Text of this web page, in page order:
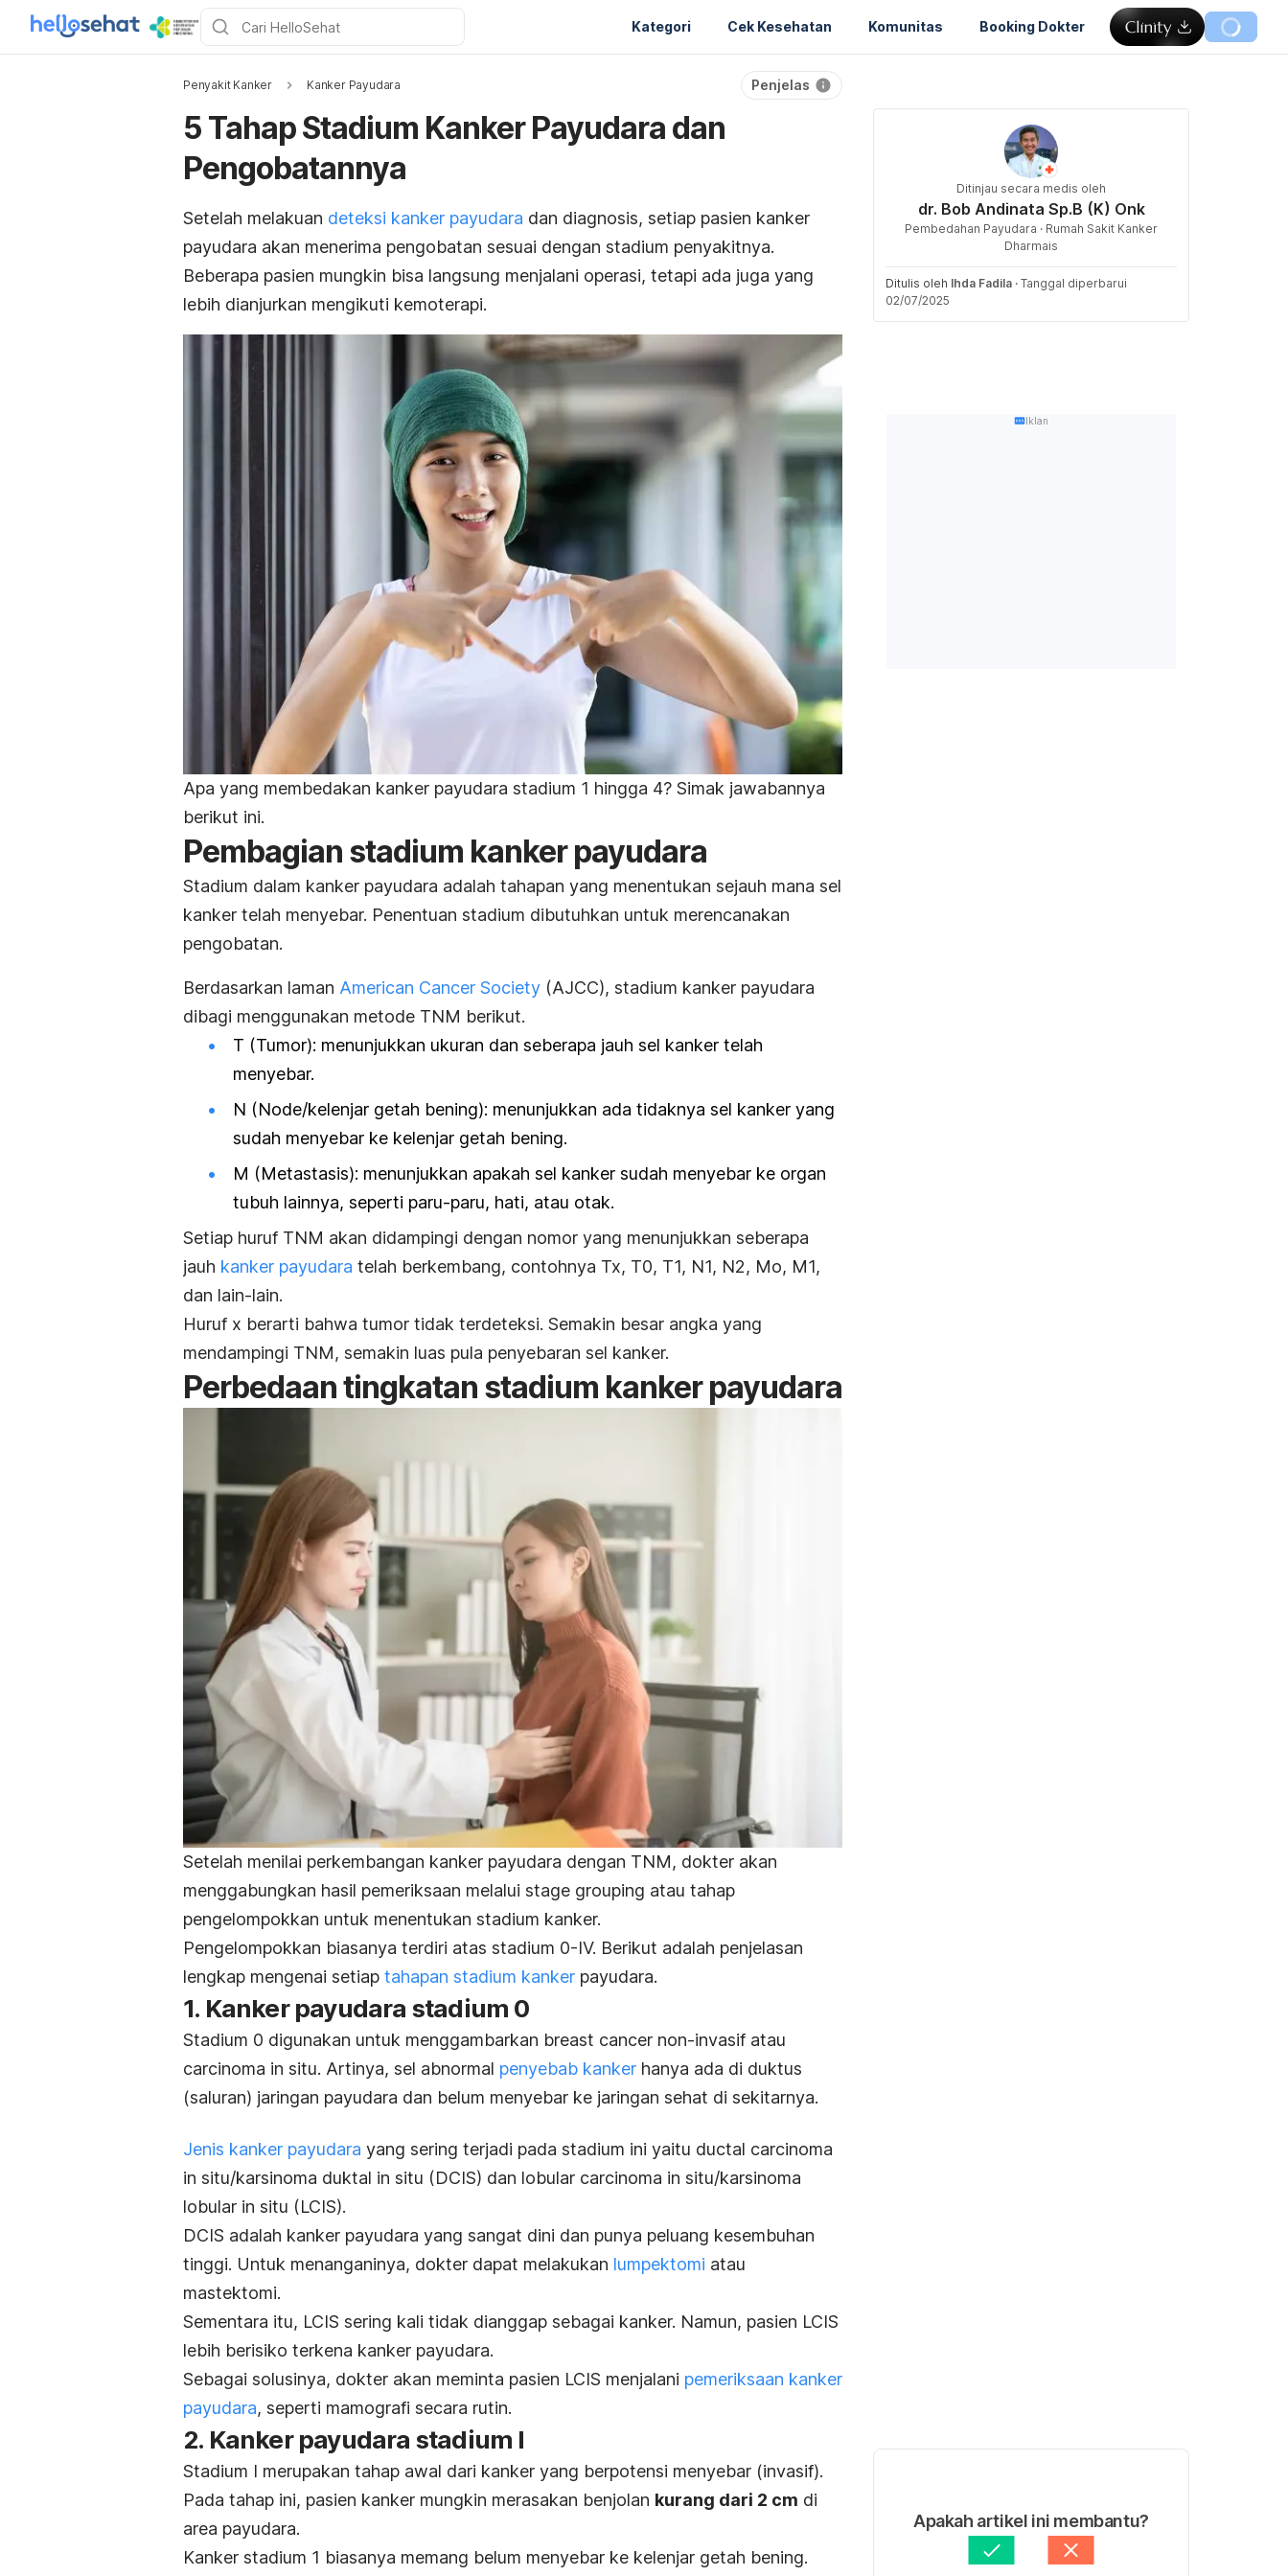
Kategori Cek Kesehatan Komunitas Booking Dokter
Penyakit Kanker Kanker Payudara Penjelas
5 Tahap Stadium Kanker Payudara dan
Pengobatannya
Setelah melakuan deteksi kanker payudara dan diagnosis, setiap pasien kanker
payudara akan menerima pengobatan sesuai dengan stadium penyakitnya.
Beberapa pasien mungkin bisa langsung menjalani operasi, tetapi ada juga yang
lebih dianjurkan mengikuti kemoterapi.
Apa yang membedakan kanker payudara stadium 1 hingga 4? Simak jawabannya
berikut ini.
Pembagian stadium kanker payudara
Stadium dalam kanker payudara adalah tahapan yang menentukan sejauh mana sel
kanker telah menyebar. Penentuan stadium dibutuhkan untuk merencanakan
pengobatan.
Berdasarkan laman American Cancer Society (AJCC), stadium kanker payudara
dibagi menggunakan metode TNM berikut.
T (Tumor): menunjukkan ukuran dan seberapa jauh sel kanker telah
menyebar.
N (Node/kelenjar getah bening): menunjukkan ada tidaknya sel kanker yang
sudah menyebar ke kelenjar getah bening.
M (Metastasis): menunjukkan apakah sel kanker sudah menyebar ke organ
tubuh lainnya, seperti paru-paru, hati, atau otak.
Setiap huruf TNM akan didampingi dengan nomor yang menunjukkan seberapa
jauh kanker payudara telah berkembang, contohnya Tx, T0, T1, N1, N2, Mo, M1,
dan lain-lain.
Huruf x berarti bahwa tumor tidak terdeteksi. Semakin besar angka yang
mendampingi TNM, semakin luas pula penyebaran sel kanker.
Perbedaan tingkatan stadium kanker payudara
Setelah menilai perkembangan kanker payudara dengan TNM, dokter akan
menggabungkan hasil pemeriksaan melalui stage grouping atau tahap
pengelompokkan untuk menentukan stadium kanker.
Pengelompokkan biasanya terdiri atas stadium 0-IV. Berikut adalah penjelasan
lengkap mengenai setiap tahapan stadium kanker payudara.
1. Kanker payudara stadium 0
Stadium 0 digunakan untuk menggambarkan breast cancer non-invasif atau
carcinoma in situ. Artinya, sel abnormal penyebab kanker hanya ada di duktus
(saluran) jaringan payudara dan belum menyebar ke jaringan sehat di sekitarnya.
Jenis kanker payudara yang sering terjadi pada stadium ini yaitu ductal carcinoma
in situ/karsinoma duktal in situ (DCIS) dan lobular carcinoma in situ/karsinoma
lobular in situ (LCIS).
DCIS adalah kanker payudara yang sangat dini dan punya peluang kesembuhan
tinggi. Untuk menanganinya, dokter dapat melakukan lumpektomi atau
mastektomi.
Sementara itu, LCIS sering kali tidak dianggap sebagai kanker. Namun, pasien LCIS
lebih berisiko terkena kanker payudara.
Sebagai solusinya, dokter akan meminta pasien LCIS menjalani pemeriksaan kanker
payudara, seperti mamografi secara rutin.
2. Kanker payudara stadium I
Stadium I merupakan tahap awal dari kanker yang berpotensi menyebar (invasif).
Pada tahap ini, pasien kanker mungkin merasakan benjolan kurang dari 2 cm di
area payudara.
Kanker stadium 1 biasanya memang belum menyebar ke kelenjar getah bening.
Ditinjau secara medis oleh
dr. Bob Andinata Sp.B (K) Onk
Pembedahan Payudara · Rumah Sakit Kanker
Dharmais
Ditulis oleh Ihda Fadila · Tanggal diperbarui
02/07/2025
Iklan
Apakah artikel ini membantu?